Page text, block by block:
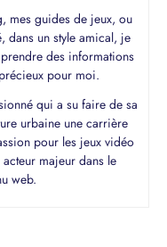
mes guides de jeux, ou
dans un style amical, je
des informations
pour moi.
qui a su faire de sa
urbaine une carrière
pour les jeux vidéo
majeur dans le
web.